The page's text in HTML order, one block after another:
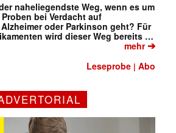
naheliegendste Weg, wenn es um
bei Verdacht auf
oder Parkinson geht? Für
wird dieser Weg bereits …
mehr➔
Leseprobe |Abo